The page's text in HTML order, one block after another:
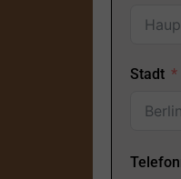
Stadt